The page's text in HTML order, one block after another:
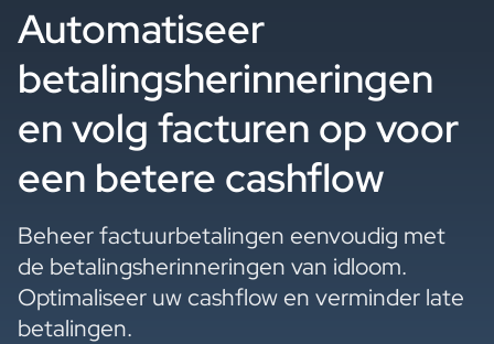
Automatiseer
betalingsherinneringen
en volg facturen op voor
een betere cashflow
Beheer factuurbetalingen eenvoudig met
de betalingsherinneringen van idloom.
Optimaliseer uw cashflow en verminder late
betalingen.